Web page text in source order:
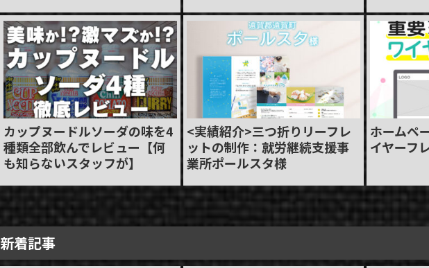
カップヌードルソーダの味を4
種類全部飲んでレビュー【何
も知らないスタッフが】
<実績紹介>三つ折りリーフレ
ットの制作：就労継続支援事
業所ポールスタ様
ホームペ
イヤーフ
新着記事